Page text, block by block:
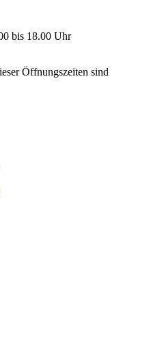
bis 18.00 Uhr
Öffnungszeiten sind